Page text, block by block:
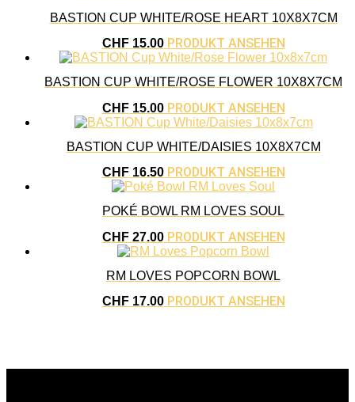
BASTION CUP WHITE/ROSE HEART 10X8X7CM
CHF15.00 PRODUKT ANSEHEN
BASTION CUP WHITE/ROSE FLOWER 10X8X7CM
CHF15.00 PRODUKT ANSEHEN
BASTION CUP WHITE/DAISIES 10X8X7CM
CHF16.50 PRODUKT ANSEHEN
POKÉ BOWL RM LOVES SOUL
CHF27.00 PRODUKT ANSEHEN
RM LOVES POPCORN BOWL
CHF17.00 PRODUKT ANSEHEN